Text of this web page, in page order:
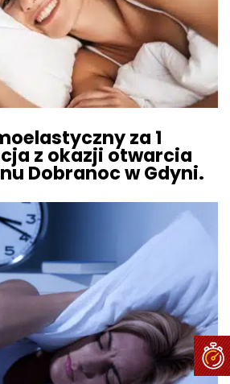
za 1
z okazji otwarcia
Dobranoc w Gdyni.